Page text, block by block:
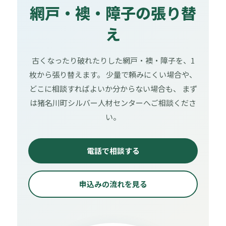
網戸・襖・障子の張り替
え
古くなったり破れたりした網戸・襖・障子を、1
枚から張り替えます。 少量で頼みにくい場合や、
どこに相談すればよいか分からない場合も、 まず
は猪名川町シルバー人材センターへご相談くださ
い。
電話で相談する
申込みの流れを見る